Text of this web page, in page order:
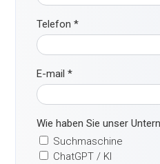
Telefon*
E-mail*
Wie haben Sie unser
Suchmaschine
ChatGPT / KI